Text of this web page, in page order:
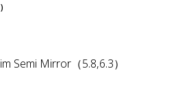
Semi Mirror（5.8,6.3）